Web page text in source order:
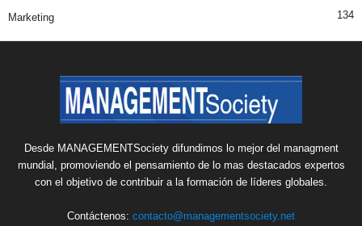
Marketing 134
Desde MANAGEMENTSociety difundimos lo mejor del managment
mundial, promoviendo el pensamiento de lo mas destacados expertos
con el objetivo de contribuir a la formación de líderes globales.
Contáctenos: contacto@managementsociety.net